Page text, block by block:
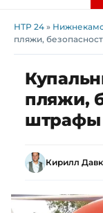
НТР 24 »
пляжи,
пляжи,
штрафы
Кирилл